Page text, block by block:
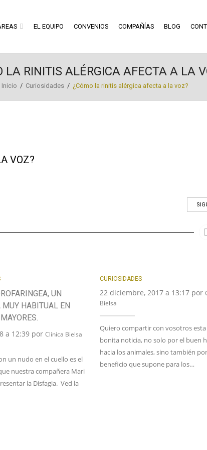
EL EQUIPO CONVENIOS COMPAÑÍAS BLOG
LA RINITIS ALÉRGICA AFECTA A LA
Inicio / Curiosidades / ¿Cómo la rinitis alérgica afecta a la voz?
VOZ?
UN
HABITUAL EN
a 12:39 por Clínica Bielsa
un nudo en el cuello es el
nuestra compañera Mari
la Disfagia. Ved la
CURIOSIDADES
22 diciembre, 2017 a 13:17 por
Bielsa
Quiero compartir con vosotros esta
bonita noticia, no solo por el buen
hacia los animales, sino también
beneficio que supone para los…